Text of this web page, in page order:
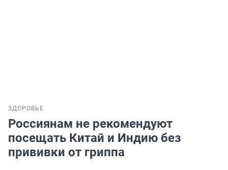
ЗДОРОВЬЕ
Россиянам не рекомендуют
посещать Китай и Индию без
прививки от гриппа